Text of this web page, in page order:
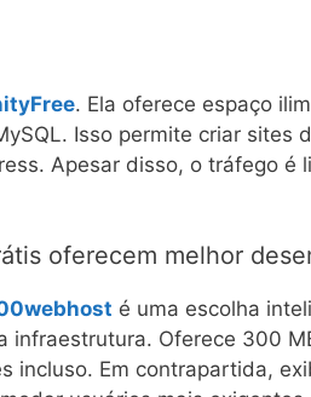
. Ela oferece espaço
Isso permite criar sites
Apesar disso, o tráfego é
oferecem melhor
é uma escolha
infraestrutura. Oferece 300
incluso. Em contrapartida,